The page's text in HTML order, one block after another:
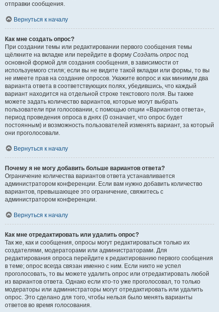
отправки сообщения.
Вернуться к началу
Как мне создать опрос?
При создании темы или редактировании первого сообщения темы
щёлкните на вкладке или перейдите в форму Создать опрос под
основной формой для создания сообщения, в зависимости от
используемого стиля; если вы не видите такой вкладки или формы, то вы
не имеете прав на создание опросов. Укажите вопрос и как минимум два
варианта ответа в соответствующих полях, убедившись, что каждый
вариант находится на отдельной строке текстового поля. Вы также
можете задать количество вариантов, которые могут выбрать
пользователи при голосовании, с помощью опции «Вариантов ответа»,
период проведения опроса в днях (0 означает, что опрос будет
постоянным) и возможность пользователей изменять вариант, за который
они проголосовали.
Вернуться к началу
Почему я не могу добавить больше вариантов ответа?
Ограничение количества вариантов ответа устанавливается
администратором конференции. Если вам нужно добавить количество
вариантов, превышающее это ограничение, свяжитесь с
администратором конференции.
Вернуться к началу
Как мне отредактировать или удалить опрос?
Так же, как и сообщения, опросы могут редактироваться только их
создателями, модераторами или администраторами. Для
редактирования опроса перейдите к редактированию первого сообщения
в теме; опрос всегда связан именно с ним. Если никто не успел
проголосовать, то вы можете удалить опрос или отредактировать любой
из вариантов ответа. Однако если кто-то уже проголосовал, то только
модераторы или администраторы могут отредактировать или удалить
опрос. Это сделано для того, чтобы нельзя было менять варианты
ответов во время голосования.